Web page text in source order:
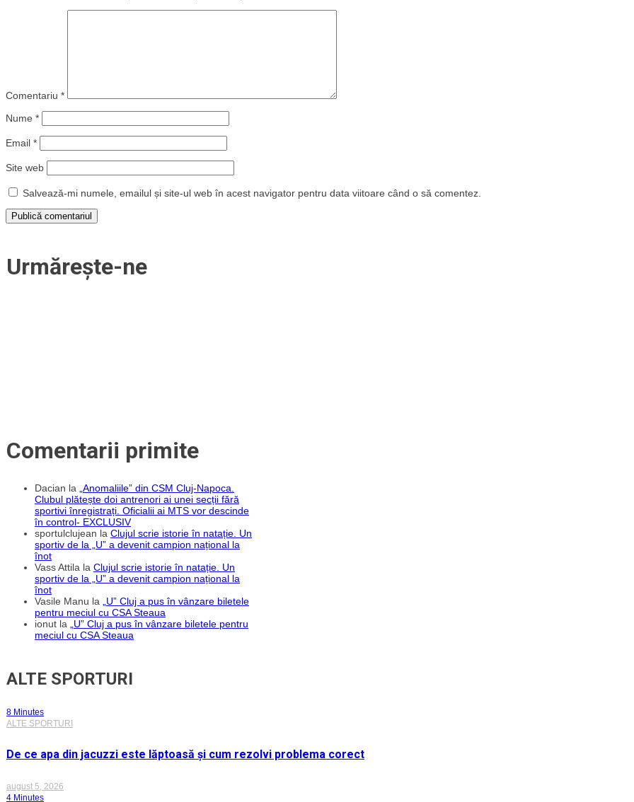
Comentariu *
Nume *
Email *
Site web
Salvează-mi numele, emailul și site-ul web în acest navigator pentru data viitoare când o să comentez.
Urmărește-ne
Comentarii primite
Dacian la „Anomaliile” din CSM Cluj-Napoca.
Clubul plătește doi antrenori ai unei secții fără
sportivi înregistrați. Oficialii ai MTS vor descinde
în control- EXCLUSIV
sportulclujean la Clujul scrie istorie în natație. Un
sportiv de la „U” a devenit campion național la
înot
Vass Attila la Clujul scrie istorie în natație. Un
sportiv de la „U” a devenit campion național la
înot
Vasile Manu la „U” Cluj a pus în vânzare biletele
pentru meciul cu CSA Steaua
ionut la „U” Cluj a pus în vânzare biletele pentru
meciul cu CSA Steaua
ALTE SPORTURI
8 Minutes
ALTE SPORTURI
De ce apa din jacuzzi este lăptoasă și cum rezolvi problema corect
august 5, 2026
4 Minutes